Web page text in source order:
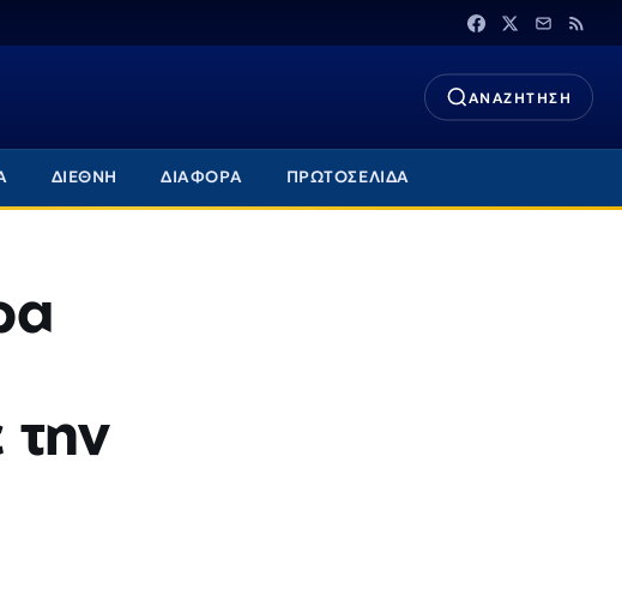
ΑΝΑΖΗΤΗΣΗ
ΔΙΕΘΝΗ ΔΙΑΦΟΡΑ ΠΡΩΤΟΣΕΛΙΔΑ